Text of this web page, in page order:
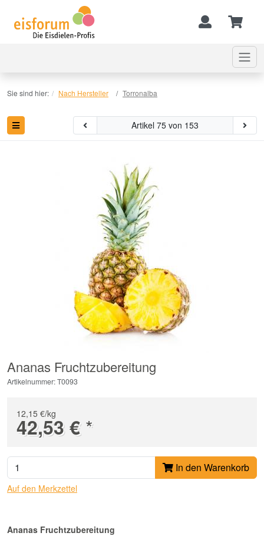
Sie sind hier: Nach Hersteller Torronalba
Artikel 75 von 153
Ananas Fruchtzubereitung
Artikelnummer: T0093
12,15 €/kg
42,53 € *
In den Warenkorb
Auf den Merkzettel
Ananas Fruchtzubereitung